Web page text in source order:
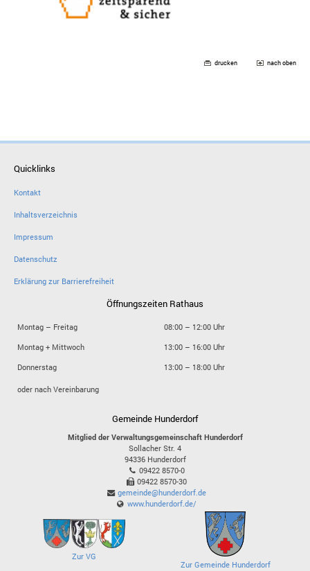
drucken nach oben
Quicklinks
Kontakt
Inhaltsverzeichnis
Impressum
Datenschutz
Erklärung zur Barrierefreiheit
Öffnungszeiten Rathaus
Montag – Freitag
08:00 – 12:00 Uhr
Montag + Mittwoch
13:00 – 16:00 Uhr
Donnerstag
13:00 – 18:00 Uhr
oder nach Vereinbarung
Gemeinde Hunderdorf
Mitglied der Verwaltungsgemeinschaft Hunderdorf
Sollacher Str. 4
94336 Hunderdorf
09422 8570-0
09422 8570-30
gemeinde@hunderdorf.de
www.hunderdorf.de/
Zur VG
Zur Gemeinde Hunderdorf